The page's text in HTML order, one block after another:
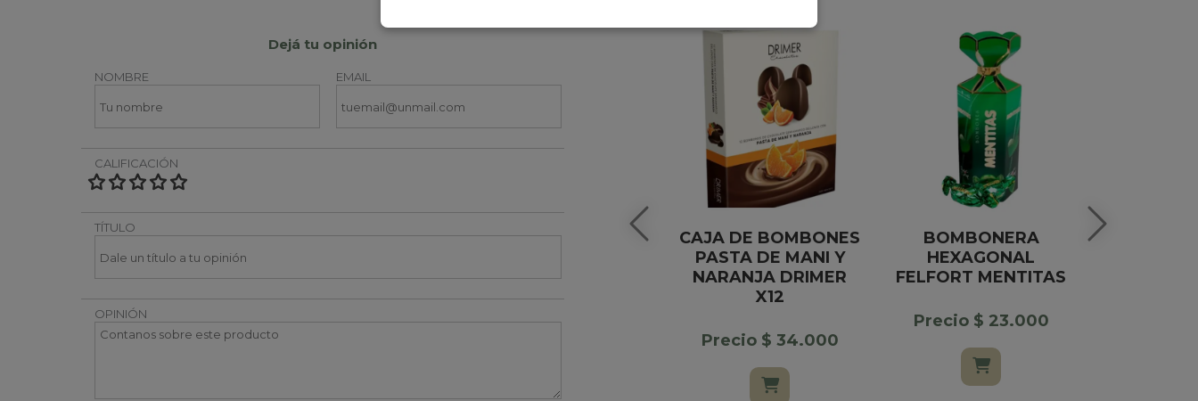
Dejá tu opinión
NOMBRE EMAIL
CALIFICACIÓN
TÍTULO
OPINIÓN
CAJA DE BOMBONES
PASTA DE MANI Y
NARANJA DRIMER
X12
Precio $ 34.000
BOMBONERA
HEXAGONAL
FELFORT MENTITAS
Precio $ 23.000